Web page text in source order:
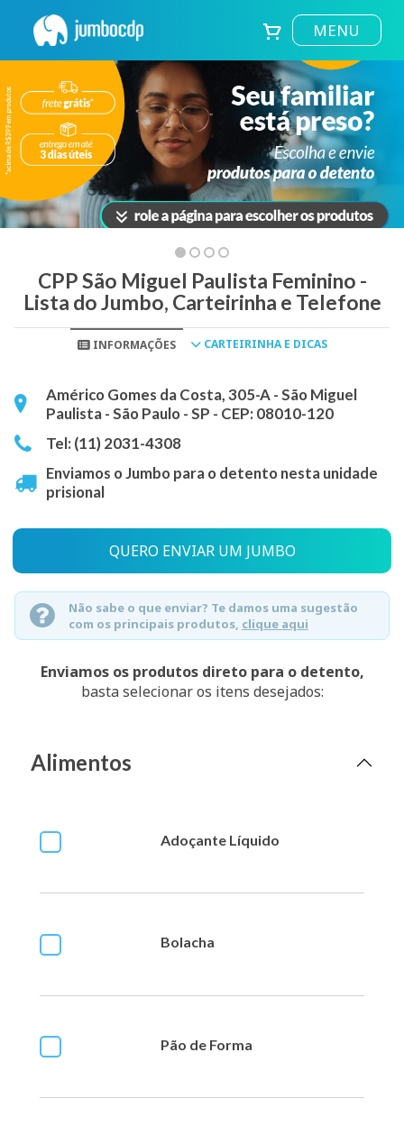
MENU
CPP São Miguel Paulista Feminino -
Lista do Jumbo, Carteirinha e Telefone
INFORMAÇÕES CARTEIRINHA E DICAS
Américo Gomes da Costa, 305-A - São Miguel
Paulista - São Paulo - SP - CEP: 08010-120
Tel: (11) 2031-4308
Enviamos o Jumbo para o detento nesta unidade
prisional
QUERO ENVIAR UM JUMBO
Não sabe o que enviar? Te damos uma sugestão
com os principais produtos, clique aqui
Enviamos os produtos direto para o detento,
basta selecionar os itens desejados:
Alimentos
Adoçante Líquido
Bolacha
Pão de Forma